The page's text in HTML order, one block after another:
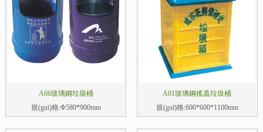
A66玻璃鋼垃圾桶
規(guī)格:Φ580*900mm
A01玻璃鋼搖蓋垃圾桶
規(guī)格:600*600*1100mm